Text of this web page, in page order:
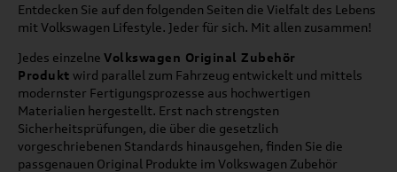
Entdecken Sie auf den folgenden Seiten die Vielfalt des Lebens
mit Volkswagen Lifestyle. Jeder für sich. Mit allen zusammen!
Jedes einzelne Volkswagen Original Zubehör
Produkt wird parallel zum Fahrzeug entwickelt und mittels
modernster Fertigungsprozesse aus hochwertigen
Materialien hergestellt. Erst nach strengsten
Sicherheitsprüfungen, die über die gesetzlich
vorgeschriebenen Standards hinausgehen, finden Sie die
passgenauen Original Produkte im Volkswagen Zubehör